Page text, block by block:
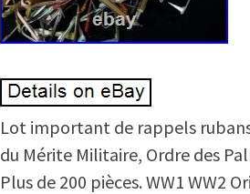
Lot important de rappels
du Mérite Militaire, Ordre des
Plus de 200 pièces. WW1 WW2